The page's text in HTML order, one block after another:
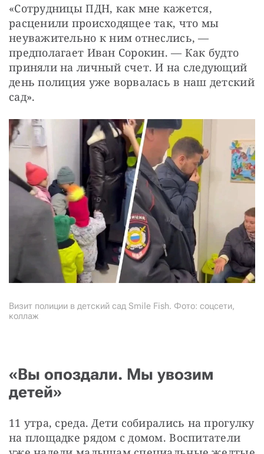
«Сотрудницы ПДН, как мне кажется,
расценили происходящее так, что мы
неуважительно к ним отнеслись, —
предполагает Иван Сорокин. — Как будто
приняли на личный счет. И на следующий
день полиция уже ворвалась в наш детский
сад».
Визит полиции в детский сад Smile Fish. Фото: соцсети,
коллаж
«Вы опоздали. Мы увозим
детей»
11 утра, среда. Дети собирались на прогулку
на площадке рядом с домом. Воспитатели